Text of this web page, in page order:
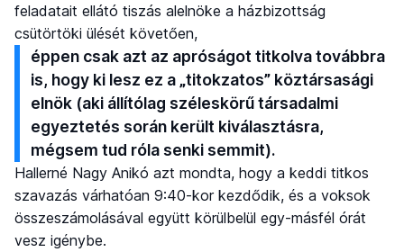
feladatait ellátó tiszás alelnöke a házbizottság
csütörtöki ülését követően,
éppen csak azt az apróságot titkolva továbbra
is, hogy ki lesz ez a „titokzatos” köztársasági
elnök (aki állítólag széleskörű társadalmi
egyeztetés során került kiválasztásra,
mégsem tud róla senki semmit).
Hallerné Nagy Anikó azt mondta, hogy a keddi titkos
szavazás várhatóan 9:40-kor kezdődik, és a voksok
összeszámolásával együtt körülbelül egy-másfél órát
vesz igénybe.